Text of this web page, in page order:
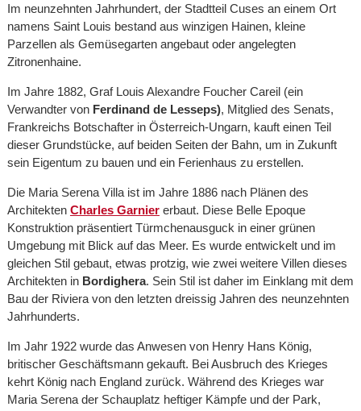
Im neunzehnten Jahrhundert, der Stadtteil Cuses an einem Ort
namens Saint Louis bestand aus winzigen Hainen, kleine
Parzellen als Gemüsegarten angebaut oder angelegten
Zitronenhaine.
Im Jahre 1882, Graf Louis Alexandre Foucher Careil (ein
Verwandter von Ferdinand de Lesseps), Mitglied des Senats,
Frankreichs Botschafter in Österreich-Ungarn, kauft einen Teil
dieser Grundstücke, auf beiden Seiten der Bahn, um in Zukunft
sein Eigentum zu bauen und ein Ferienhaus zu erstellen.
Die Maria Serena Villa ist im Jahre 1886 nach Plänen des
Architekten Charles Garniererbaut. Diese Belle Epoque
Konstruktion präsentiert Türmchenausguck in einer grünen
Umgebung mit Blick auf das Meer. Es wurde entwickelt und im
gleichen Stil gebaut, etwas protzig, wie zwei weitere Villen dieses
Architekten in Bordighera. Sein Stil ist daher im Einklang mit dem
Bau der Riviera von den letzten dreissig Jahren des neunzehnten
Jahrhunderts.
Im Jahr 1922 wurde das Anwesen von Henry Hans König,
britischer Geschäftsmann gekauft. Bei Ausbruch des Krieges
kehrt König nach England zurück. Während des Krieges war
Maria Serena der Schauplatz heftiger Kämpfe und der Park,